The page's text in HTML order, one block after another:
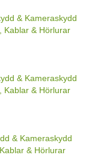
& Kameraskydd
Kablar & Hörlurar
& Kameraskydd
Kablar & Hörlurar
& Kameraskydd
& Hörlurar